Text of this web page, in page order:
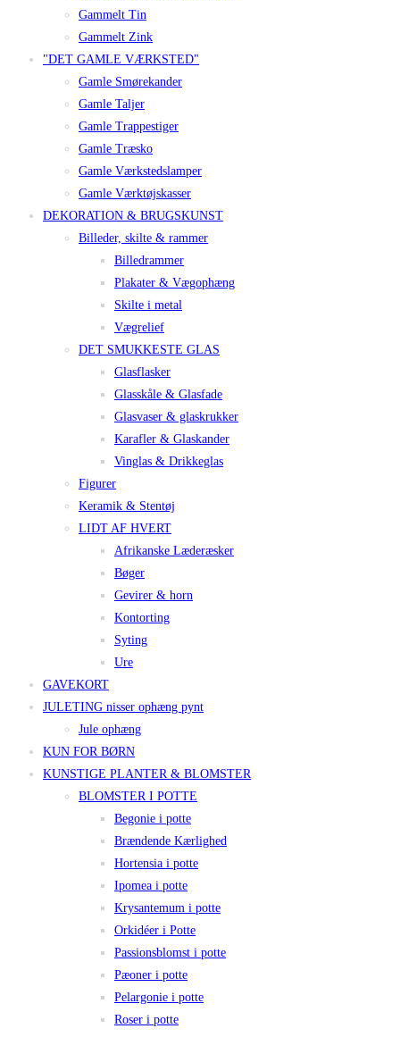
Gammelt Tin
Gammelt Zink
"DET GAMLE VÆRKSTED"
Gamle Smørekander
Gamle Taljer
Gamle Trappestiger
Gamle Træsko
Gamle Værkstedslamper
Gamle Værktøjskasser
DEKORATION & BRUGSKUNST
Billeder, skilte & rammer
Billedrammer
Plakater & Vægophæng
Skilte i metal
Vægrelief
DET SMUKKESTE GLAS
Glasflasker
Glasskåle & Glasfade
Glasvaser & glaskrukker
Karafler & Glaskander
Vinglas & Drikkeglas
Figurer
Keramik & Stentøj
LIDT AF HVERT
Afrikanske Læderæsker
Bøger
Gevirer & horn
Kontorting
Syting
Ure
GAVEKORT
JULETING nisser ophæng pynt
Jule ophæng
KUN FOR BØRN
KUNSTIGE PLANTER & BLOMSTER
BLOMSTER I POTTE
Begonie i potte
Brændende Kærlighed
Hortensia i potte
Ipomea i potte
Krysantemum i potte
Orkidéer i Potte
Passionsblomst i potte
Pæoner i potte
Pelargonie i potte
Roser i potte